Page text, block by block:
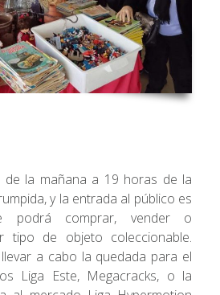
la mañana a 19 horas de la
y la entrada al público es
podrá comprar, vender o
tipo de objeto coleccionable.
a cabo la quedada para el
Liga Este, Megacracks, o la